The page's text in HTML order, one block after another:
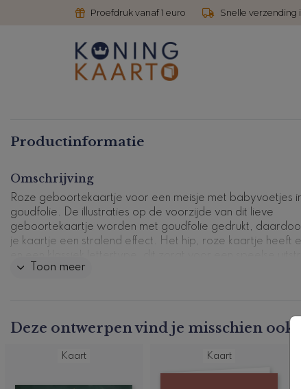
Proefdruk vanaf 1 euro Snelle verzending i
Productinformatie
Omschrijving
Roze geboortekaartje voor een meisje met babyvoetjes
goudfolie. De illustraties op de voorzijde van dit lieve
geboortekaartje worden met goudfolie gedrukt,
je kaartje een stralend effect. Het hip, roze kaartje heeft
Aan de binnenzijde staat een wit fotokader. Hier kun je een
een erg mooie combinatie met het goudfolie.
Kaartcode: FD-0608-m2
Toon meer
Deze ontwerpen vind je misschien ook
Kaart Kaart